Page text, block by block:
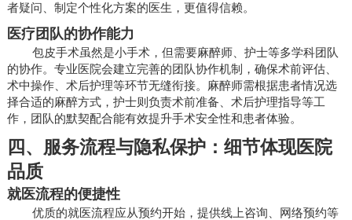
者疑问、制定个性化方案的医生，更值得信赖。
医疗团队的协作能力
包皮手术虽然是小手术，但需要麻醉师、护士等多学科团队
的协作。专业医院会建立完善的团队协作机制，确保术前评估、
术中操作、术后护理等环节无缝衔接。麻醉师需根据患者情况选
择合适的麻醉方式，护士则负责术前准备、术后护理指导等工
作，团队的默契配合能有效提升手术安全性和患者体验。
四、服务流程与隐私保护：细节体现医院
品质
就医流程的便捷性
优质的就医流程应从预约开始，提供线上咨询、网络预约等